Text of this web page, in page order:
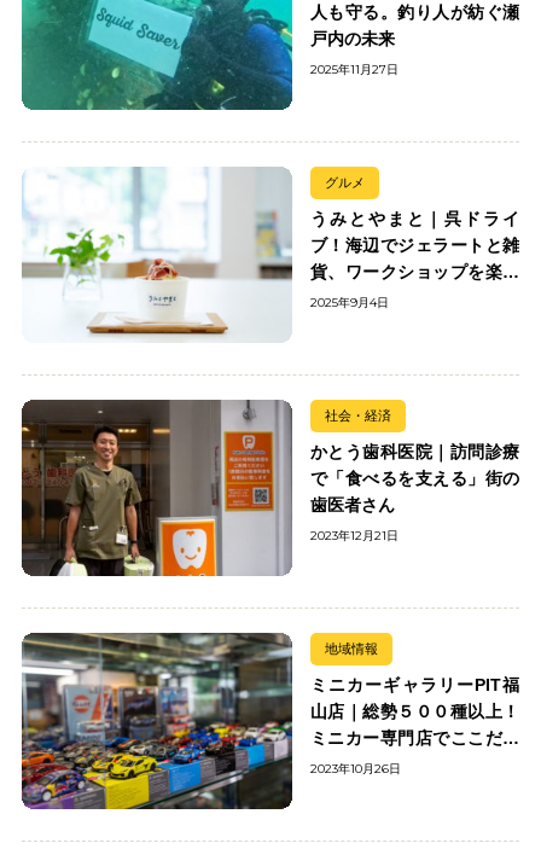
人も守る。釣り人が紡ぐ瀬
戸内の未来
2025年11月27日
グルメ
うみとやまと｜呉ドライ
ブ！海辺でジェラートと雑
貨、ワークショップを楽し
む
2025年9月4日
社会・経済
かとう歯科医院｜訪問診療
で「食べるを支える」街の
歯医者さん
2023年12月21日
地域情報
ミニカーギャラリーPIT福
山店｜総勢５００種以上！
ミニカー専門店でここだけ
の出会いを楽しもう
2023年10月26日